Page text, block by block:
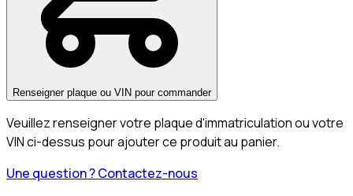
Renseigner plaque ou VIN pour commander
Veuillez renseigner votre plaque d'immatriculation ou votre
VIN ci-dessus pour ajouter ce produit au panier.
Une question ? Contactez-nous